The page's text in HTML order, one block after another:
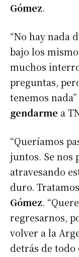
Gómez.
“No hay nada
bajo los
muchos
preguntas,
tenemos
gendarme a
“Queríamos
juntos. Se nos
atravesando
duro.
Gómez.
regresarnos,
volver a la
detrás de todo